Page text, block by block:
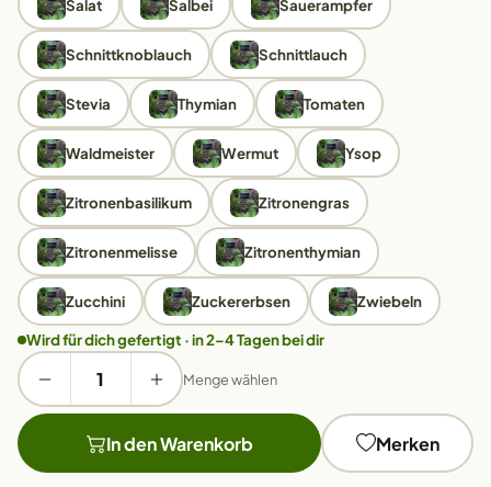
Salat Salbei Sauerampfer
Schnittknoblauch Schnittlauch
Stevia Thymian Tomaten
Waldmeister Wermut Ysop
Zitronenbasilikum Zitronengras
Zitronenmelisse Zitronenthymian
Zucchini Zuckererbsen Zwiebeln
Wird für dich gefertigt · in 2–4 Tagen bei dir
Menge wählen
In den Warenkorb Merken